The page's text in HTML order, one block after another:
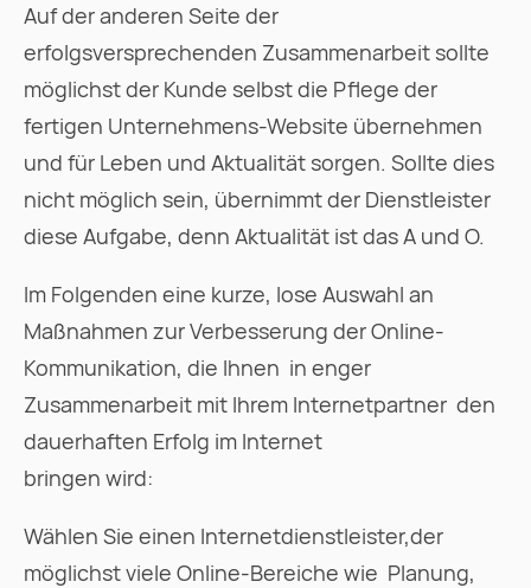
Auf der anderen Seite der
erfolgsversprechenden Zusammenarbeit sollte
möglichst der Kunde selbst die Pflege der
fertigen Unternehmens-Website übernehmen
und für Leben und Aktualität sorgen. Sollte dies
nicht möglich sein, übernimmt der Dienstleister
diese Aufgabe, denn Aktualität ist das A und O.
Im Folgenden eine kurze, lose Auswahl an
Maßnahmen zur Verbesserung der Online-
Kommunikation, die Ihnen  in enger
Zusammenarbeit mit Ihrem Internetpartner  den
dauerhaften Erfolg im Internet
bringen wird:
Wählen Sie einen Internetdienstleister,der
möglichst viele Online-Bereiche wie Planung,